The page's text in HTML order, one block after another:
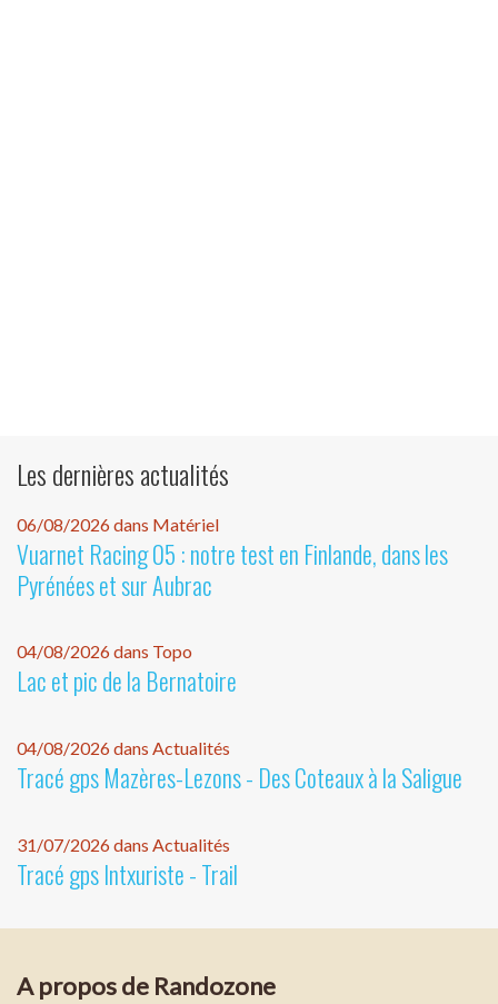
Les dernières actualités
06/08/2026 dans Matériel
Vuarnet Racing 05 : notre test en Finlande, dans les
Pyrénées et sur Aubrac
04/08/2026 dans Topo
Lac et pic de la Bernatoire
04/08/2026 dans Actualités
Tracé gps Mazères-Lezons - Des Coteaux à la Saligue
31/07/2026 dans Actualités
Tracé gps Intxuriste - Trail
A propos de Randozone